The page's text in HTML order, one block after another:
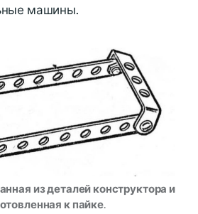
машины.
из деталей конструктора и
к пайке.